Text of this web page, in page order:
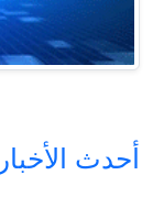
أحدث الأخبار